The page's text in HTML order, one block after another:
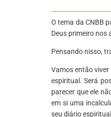
O tema da CNBB
Deus primeiro nos
Pensando nisso,
Vamos então
espiritual. Será
parecer que ele
em si uma
seu diário